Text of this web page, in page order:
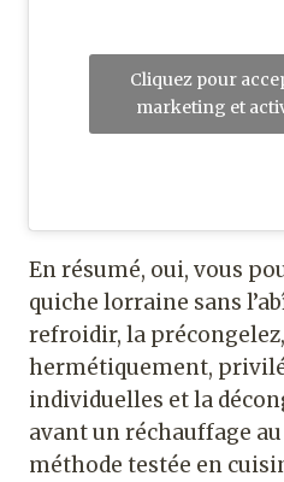
Cliquez pour
marketing et
En résumé, oui, vous
quiche lorraine sans
refroidir, la
hermétiquement,
individuelles et la
avant un réchauffage
méthode testée en